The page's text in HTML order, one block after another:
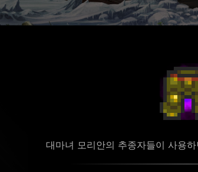
대마녀 모리안의 추종자들이 사용